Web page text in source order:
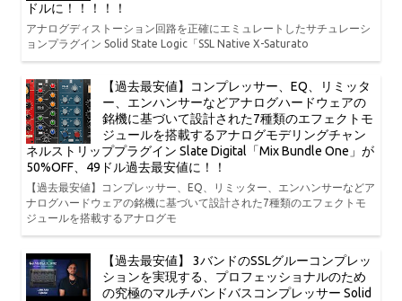
ドルに！！！！！
アナログディストーション回路を正確にエミュレートしたサチュレーシ
ョンプラグイン Solid State Logic「SSL Native X-Saturato
【過去最安値】コンプレッサー、EQ、リミッタ
ー、エンハンサーなどアナログハードウェアの
銘機に基づいて設計された7種類のエフェクトモ
ジュールを搭載するアナログモデリングチャン
ネルストリッププラグイン Slate Digital「Mix Bundle One」が
50%OFF、49ドル過去最安値に！！
【過去最安値】コンプレッサー、EQ、リミッター、エンハンサーなどア
ナログハードウェアの銘機に基づいて設計された7種類のエフェクトモ
ジュールを搭載するアナログモ
【過去最安値】 3バンドのSSLグルーコンプレッ
ションを実現する、プロフェッショナルのため
の究極のマルチバンドバスコンプレッサー Solid